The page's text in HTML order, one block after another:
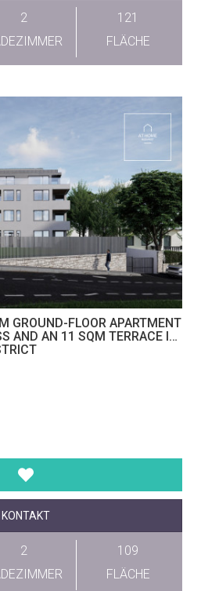
2
121
FLÄCHE
GROUND-FLOOR APARTMENT
AND AN 11 SQM TERRACE IN
KONTAKT
2
109
FLÄCHE